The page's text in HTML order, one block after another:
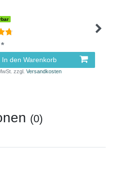
In den Warenkorb
zzgl.Versandkosten
(0)